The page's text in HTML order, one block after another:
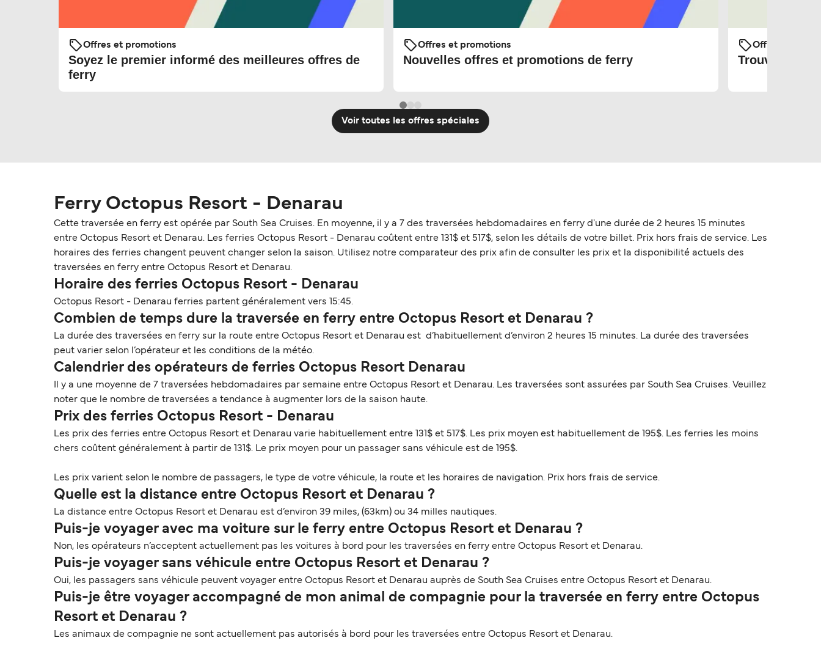
Offres et promotions
Soyez le premier informé des meilleures offres de
ferry
Offres et promotions
Nouvelles offres et promotions de ferry
Offres et
Trouvez les
Voir toutes les offres spéciales
Ferry Octopus Resort - Denarau
Cette traversée en ferry est opérée par South Sea Cruises. En moyenne, il y a 7 des traversées hebdomadaires en ferry d'une durée de 2 heures 15 minutes
entre Octopus Resort et Denarau. Les ferries Octopus Resort - Denarau coûtent entre 131$ et 517$, selon les détails de votre billet. Prix hors frais de service. Les
horaires des ferries changent peuvent changer selon la saison. Utilisez notre comparateur des prix afin de consulter les prix et la disponibilité actuels des
traversées en ferry entre Octopus Resort et Denarau.
Horaire des ferries Octopus Resort - Denarau
Octopus Resort - Denarau ferries partent généralement vers 15:45.
Combien de temps dure la traversée en ferry entre Octopus Resort et Denarau ?
La durée des traversées en ferry sur la route entre Octopus Resort et Denarau est d’habituellement d’environ 2 heures 15 minutes. La durée des traversées
peut varier selon l’opérateur et les conditions de la météo.
Calendrier des opérateurs de ferries Octopus Resort Denarau
Il y a une moyenne de 7 traversées hebdomadaires par semaine entre Octopus Resort et Denarau. Les traversées sont assurées par South Sea Cruises. Veuillez
noter que le nombre de traversées a tendance à augmenter lors de la saison haute.
Prix des ferries Octopus Resort - Denarau
Les prix des ferries entre Octopus Resort et Denarau varie habituellement entre 131$ et 517$. Les prix moyen est habituellement de 195$. Les ferries les moins
chers coûtent généralement à partir de 131$. Le prix moyen pour un passager sans véhicule est de 195$.
Les prix varient selon le nombre de passagers, le type de votre véhicule, la route et les horaires de navigation. Prix hors frais de service.
Quelle est la distance entre Octopus Resort et Denarau ?
La distance entre Octopus Resort et Denarau est d’environ 39 miles, (63km) ou 34 milles nautiques.
Puis-je voyager avec ma voiture sur le ferry entre Octopus Resort et Denarau ?
Non, les opérateurs n’acceptent actuellement pas les voitures à bord pour les traversées en ferry entre Octopus Resort et Denarau.
Puis-je voyager sans véhicule entre Octopus Resort et Denarau ?
Oui, les passagers sans véhicule peuvent voyager entre Octopus Resort et Denarau auprès de South Sea Cruises entre Octopus Resort et Denarau.
Puis-je être voyager accompagné de mon animal de compagnie pour la traversée en ferry entre Octopus
Resort et Denarau ?
Les animaux de compagnie ne sont actuellement pas autorisés à bord pour les traversées entre Octopus Resort et Denarau.